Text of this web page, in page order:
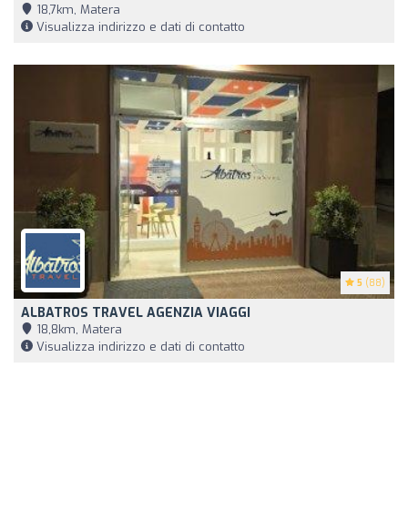
18,7km, Matera
Visualizza indirizzo e dati di contatto
5 (88)
ALBATROS TRAVEL AGENZIA VIAGGI
18,8km, Matera
Visualizza indirizzo e dati di contatto